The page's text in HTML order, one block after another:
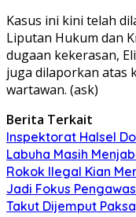
Kasus ini kini telah
Liputan Hukum dan
dugaan kekerasan,
juga dilaporkan atas
wartawan. (ask)
Berita Terkait
Inspektorat Halsel
Labuha Masih
Rokok Ilegal Kian
Jadi Fokus
Takut Dijemput